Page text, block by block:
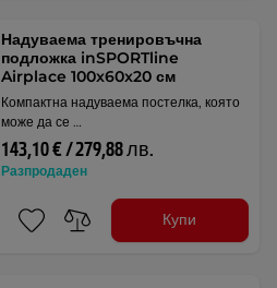
Надуваема тренировъчна
подложка inSPORTline
Airplace 100x60x20 см
Компактна надуваема постелка, която
може да се …
143,10 € / 279,88 лв.
Разпродаден
Купи